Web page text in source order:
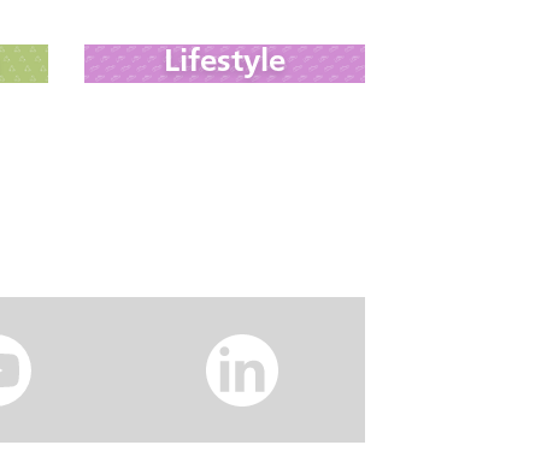
Lifestyle